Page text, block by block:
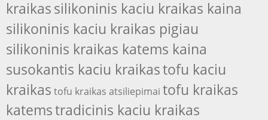
kraikassilikoninis kaciu kraikas kaina
silikoninis kaciu kraikas pigiau
silikoninis kraikas katems kaina
susokantis kaciu kraikastofu kaciu
kraikas tofu kraikas atsiliepimai tofu kraikas
katemstradicinis kaciu kraikas